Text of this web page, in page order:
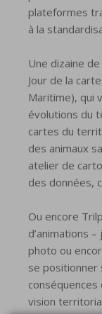
plateformes
à la
Une dizaine
Jour de la
Maritime), qui
évolutions du
cartes du
des animaux
atelier de
des données,
Ou encore
d’animations
photo ou
se positionner
vision